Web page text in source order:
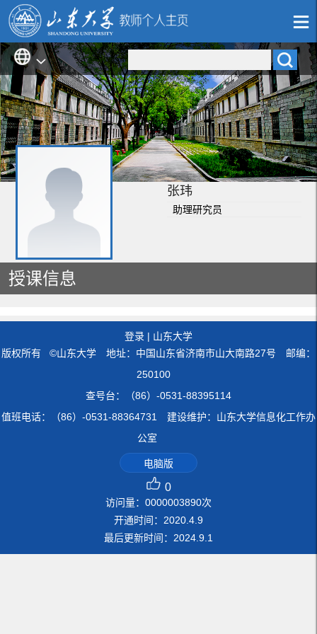
张玮
助理研究员
授课信息
登录 | 山东大学
版权所有 ©山东大学 地址：中国山东省济南市山大南路27号 邮编：
250100
查号台：（86）-0531-88395114
值班电话：（86）-0531-88364731 建设维护：山东大学信息化工作办
公室
电脑版
0
访问量： 0000003890次
开通时间： 2020.4.9
最后更新时间： 2024.9.1